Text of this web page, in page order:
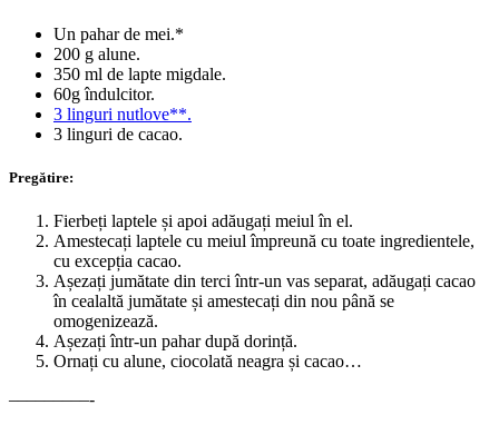
Un pahar de mei.*
200 g alune.
350 ml de lapte migdale.
60g îndulcitor.
3 linguri nutlove**.
3 linguri de cacao.
Pregătire:
Fierbeți laptele și apoi adăugați meiul în el.
Amestecați laptele cu meiul împreună cu toate ingredientele,
cu excepția cacao.
Așezați jumătate din terci într-un vas separat, adăugați cacao
în cealaltă jumătate și amestecați din nou până se
omogenizează.
Așezați într-un pahar după dorință.
Ornați cu alune, ciocolată neagra și cacao…
–––––––––-